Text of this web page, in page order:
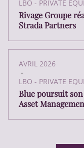
LBO - PRIVATE
Rivage Groupe
Strada Partners
AVRIL 2026
-
LBO - PRIVATE
Blue poursuit
Asset